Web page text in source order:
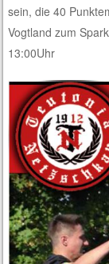
sein, die 40
Vogtland zum
13:00Uhr